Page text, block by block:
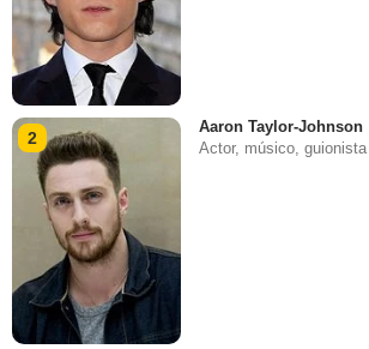
2
Aaron Taylor-Johnson
Actor, músico, guionista